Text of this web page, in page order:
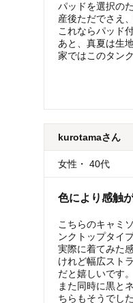
パッドを選択の
産後ただでさえ
これならパッド
あと、真夏は生
家ではこのタン
kurotamaさん
女性 ・ 40代
色により感触
こちらのキャミ
ンクトップタイ
実際に着てみた
けれど幅広スト
だと嬉しいです。
また同時に黒と
ちらもそうでし